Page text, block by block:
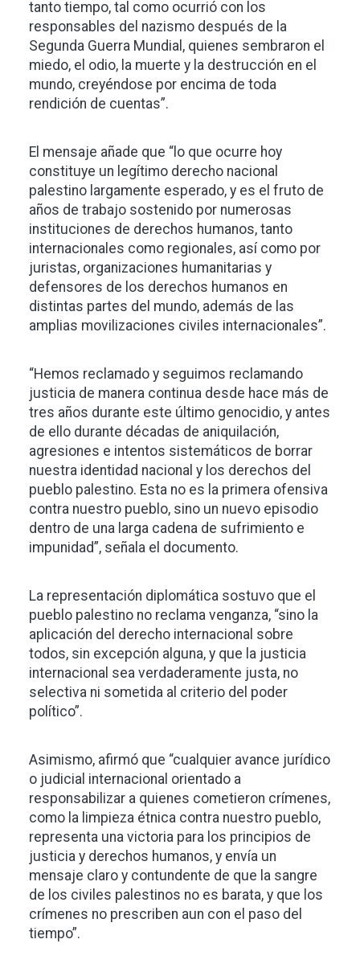
tanto tiempo, tal como ocurrió con los
responsables del nazismo después de la
Segunda Guerra Mundial, quienes sembraron el
miedo, el odio, la muerte y la destrucción en el
mundo, creyéndose por encima de toda
rendición de cuentas”.
El mensaje añade que “lo que ocurre hoy
constituye un legítimo derecho nacional
palestino largamente esperado, y es el fruto de
años de trabajo sostenido por numerosas
instituciones de derechos humanos, tanto
internacionales como regionales, así como por
juristas, organizaciones humanitarias y
defensores de los derechos humanos en
distintas partes del mundo, además de las
amplias movilizaciones civiles internacionales”.
“Hemos reclamado y seguimos reclamando
justicia de manera continua desde hace más de
tres años durante este último genocidio, y antes
de ello durante décadas de aniquilación,
agresiones e intentos sistemáticos de borrar
nuestra identidad nacional y los derechos del
pueblo palestino. Esta no es la primera ofensiva
contra nuestro pueblo, sino un nuevo episodio
dentro de una larga cadena de sufrimiento e
impunidad”, señala el documento.
La representación diplomática sostuvo que el
pueblo palestino no reclama venganza, “sino la
aplicación del derecho internacional sobre
todos, sin excepción alguna, y que la justicia
internacional sea verdaderamente justa, no
selectiva ni sometida al criterio del poder
político”.
Asimismo, afirmó que “cualquier avance jurídico
o judicial internacional orientado a
responsabilizar a quienes cometieron crímenes,
como la limpieza étnica contra nuestro pueblo,
representa una victoria para los principios de
justicia y derechos humanos, y envía un
mensaje claro y contundente de que la sangre
de los civiles palestinos no es barata, y que los
crímenes no prescriben aun con el paso del
tiempo”.